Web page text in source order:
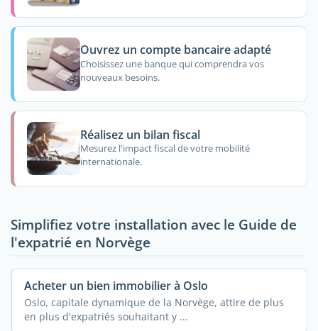
Ouvrez un compte bancaire adapté
Choisissez une banque qui comprendra vos
nouveaux besoins.
Réalisez un bilan fiscal
Mesurez l'impact fiscal de votre mobilité
internationale.
Simplifiez votre installation avec le Guide de
l'expatrié en Norvège
Acheter un bien immobilier à Oslo
Oslo, capitale dynamique de la Norvège, attire de plus
en plus d'expatriés souhaitant y ...